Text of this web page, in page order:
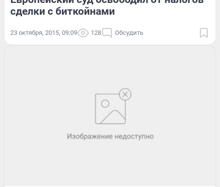
сделки с биткойнами
23 октября, 2015, 09:09 128 Обсудить